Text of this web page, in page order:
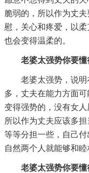
脆弱的，所以作为丈
慰，关心和疼爱，以
也会变得温柔的。
老婆太强势你要
老婆太强势，说
多，丈夫在能力方面
变得强势的，没有女
所以作为丈夫应该多
等等分担一些，自己
自然两个人就能够和睦
老婆太强势你要